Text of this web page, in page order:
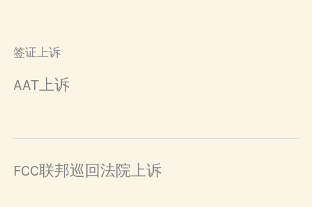
签证上诉
AAT上诉
FCC联邦巡回法院上诉